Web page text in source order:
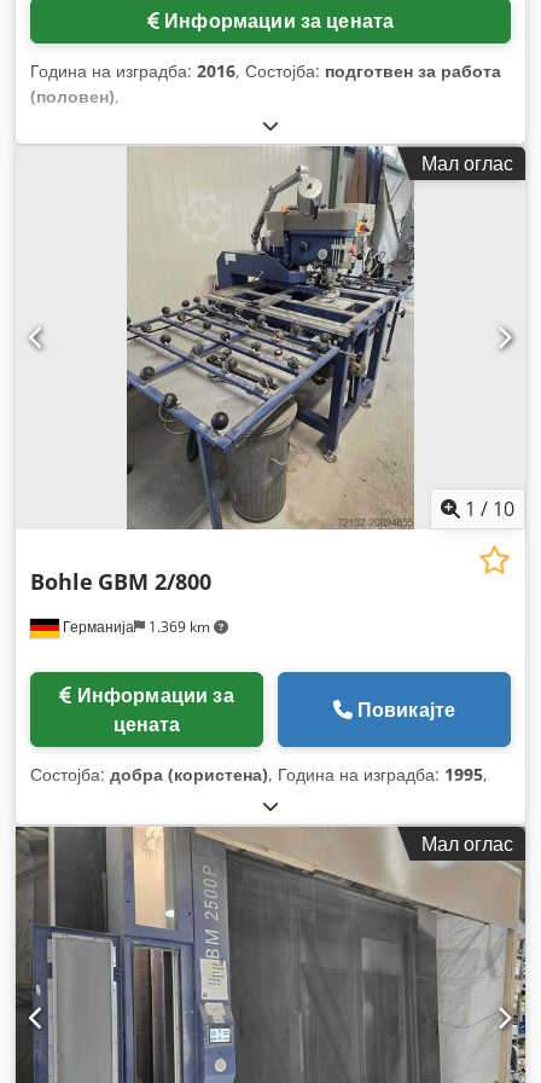
Информации за цената
Година на изградба: 2016, Состојба: подготвен за работа
(половен),
Мал оглас
1 / 10
Германија 1.369 km
Bohle GBM 2/800
цената
Повикајте
Состојба: добра (користена), Година на изградба: 1995,
Мал оглас